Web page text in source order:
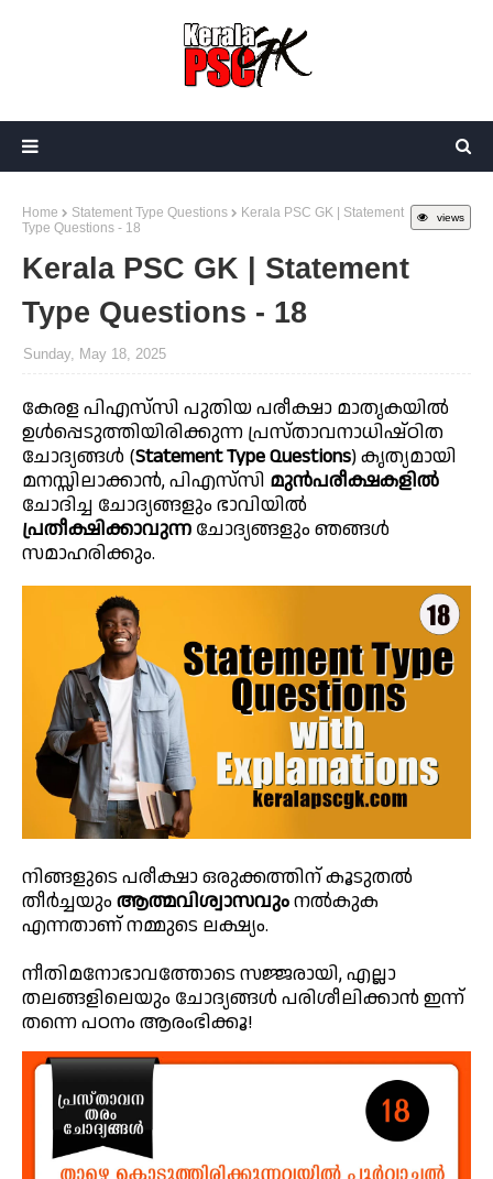
views
Home Statement Type Questions
Kerala PSC GK | Statement
Type Questions - 18
Kerala PSC GK | Statement
Type Questions - 18
Sunday, May 18, 2025
കേരള പിഎസ്‌സി പുതിയ പരീക്ഷാ മാതൃകയിൽ
ഉൾപ്പെടുത്തിയിരിക്കുന്ന പ്രസ്താവനാധിഷ്ഠിത
ചോദ്യങ്ങൾ (Statement Type Questions) കൃത്യമായി
മനസ്സിലാക്കാൻ, പിഎസ്‌സി മുൻപരീക്ഷകളിൽ
ചോദിച്ച ചോദ്യങ്ങളും ഭാവിയിൽ
പ്രതീക്ഷിക്കാവുന്ന ചോദ്യങ്ങളും ഞങ്ങൾ
സമാഹരിക്കും.
നിങ്ങളുടെ പരീക്ഷാ ഒരുക്കത്തിന് കൂടുതൽ
തീർച്ചയും ആത്മവിശ്വാസവുംനൽകുക
എന്നതാണ് നമ്മുടെ ലക്ഷ്യം.
നീതിമനോഭാവത്തോടെ സജ്ജരായി, എല്ലാ
തലങ്ങളിലെയും ചോദ്യങ്ങൾ പരിശീലിക്കാൻ ഇന്ന്
തന്നെ പഠനം ആരംഭിക്കൂ!